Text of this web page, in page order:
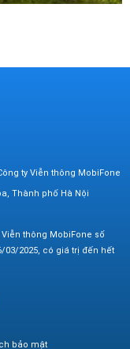
ty Viễn thông MobiFone
Thành phố Hà Nội
thông MobiFone số
03/2025, có giá trị đến hết
bảo mật